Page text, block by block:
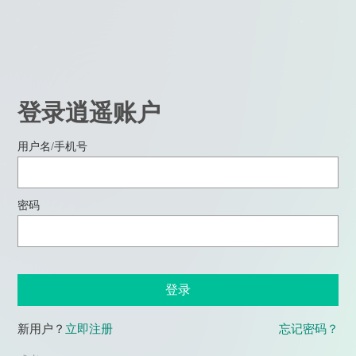
登录逍遥账户
用户名/手机号
密码
登录
新用户？ 立即注册 忘记密码？